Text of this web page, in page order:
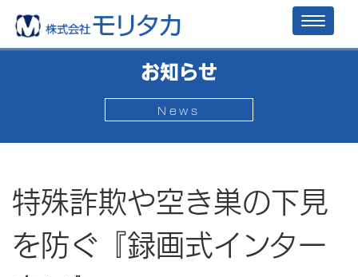
お知らせ
News
特殊詐欺や空き巣の下見
を防ぐ『録画式インター